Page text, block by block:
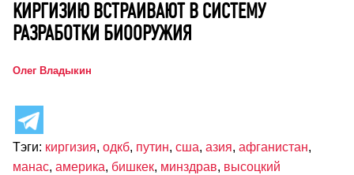
КИРГИЗИЮ ВСТРАИВАЮТ В СИСТЕМУ
РАЗРАБОТКИ БИООРУЖИЯ
Олег Владыкин
Тэги: киргизия, одкб, путин, сша, азия, афганистан,
манас, америка, бишкек, минздрав, высоцкий